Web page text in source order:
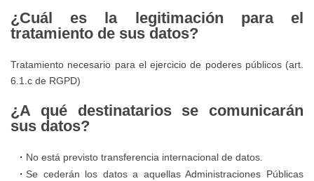
frente
al
sexual
a
¿Cuál es la legitimación para el
tratamiento de sus datos?
Tratamiento necesario para el ejercicio de poderes públicos (art.
6.1.c de RGPD)
¿A qué destinatarios se comunicarán
sus datos?
No está previsto transferencia internacional de datos.
Se cederán los datos a aquellas Administraciones Públicas